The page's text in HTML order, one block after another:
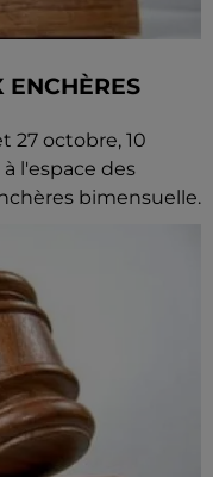
ENCHÈRES
27 octobre, 10
l'espace des
bimensuelle.